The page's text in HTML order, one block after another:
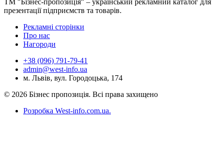
ТМ "Бізнес-пропозиція" – український рекламний каталог для
презентації підприємств та товарів.
Рекламні сторінки
Про нас
Нагороди
+38 (096) 791-79-41
admin@west-info.ua
м. Львів, вул. Городоцька, 174
© 2026 Бізнес пропозиція. Всі права захищено
Розробка West-info.com.ua.